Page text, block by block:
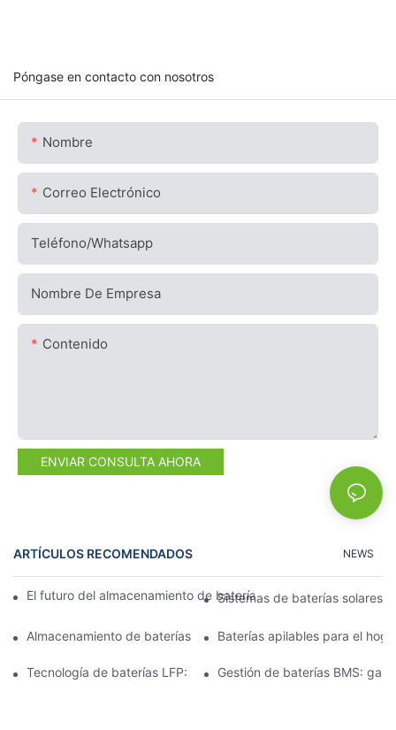
Póngase en contacto con nosotros
Nombre
Correo Electrónico
Teléfono/whatsapp
Nombre De Empresa
Contenido
ENVIAR CONSULTA AHORA
ARTÍCULOS RECOMENDADOS NEWS
El futuro del almacenamiento de baterías comerciales:
Sistemas de baterías solares
Almacenamiento de baterías de 15 kW: Impulsando su futuro
Baterías apilables para el
Tecnología de baterías LFP: una opción sostenible para el
Gestión de baterías BMS: